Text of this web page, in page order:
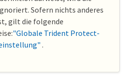
Sofern nichts anderes
gilt die folgende
"Globale Trident Protect-
.